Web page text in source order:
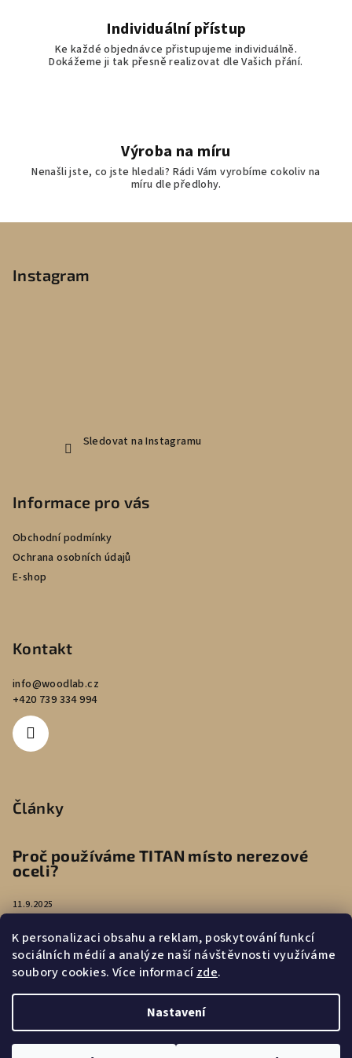
K personalizaci obsahu a reklam, poskytování funkcí
sociálních médií a analýze naší návštěvnosti využíváme
soubory cookies. Více informacízde.
Nastavení
Individuální přístup
Ke každé objednávce přistupujeme individuálně.
Dokážeme ji tak přesně realizovat dle Vašich přání.
Výroba na míru
Nenašli jste, co jste hledali? Rádi Vám vyrobíme cokoliv na
míru dle předlohy.
Instagram
Sledovat na Instagramu
Informace pro vás
Obchodní podmínky
Ochrana osobních údajů
E-shop
Kontakt
info@woodlab.cz
+420 739 334 994
Články
Proč používáme TITAN místo nerezové
oceli?
11.9.2025
Péče o náušnice
nastavení cookies